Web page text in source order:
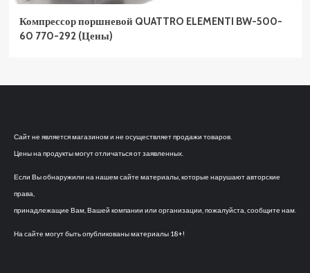
Компрессор поршневой QUATTRO ELEMENTI BW-500-
60 770-292 (Цены)
Сайт не является магазином и не осуществляет продажи товаров.
Цены на продукты могут отличаться от заявленных.
Если Вы обнаружили на нашем сайте материалы, которые нарушают авторские
права,
принадлежащие Вам, Вашей компании или организации, пожалуйста, сообщите нам.
На сайте могут быть опубликованы материалы 18+!